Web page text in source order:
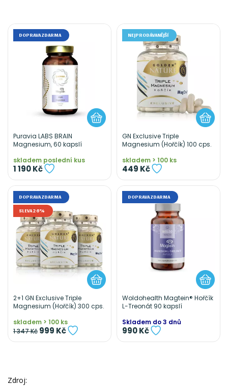
DOPRAVA ZDARMA
Puravia LABS BRAIN
Magnesium, 60 kapslí
skladem poslední kus
1 190 Kč
NEJPRODÁVANĚJŠÍ
GN Exclusive Triple
Magnesium (Hořčík) 100 cps.
skladem > 100 ks
449 Kč
DOPRAVA ZDARMA
SLEVA 26%
2+1 GN Exclusive Triple
Magnesium (Hořčík) 300 cps.
skladem > 100 ks
1 347 Kč 999 Kč
DOPRAVA ZDARMA
Woldohealth Magtein® Hořčík
L-Treonát 90 kapslí
Skladem do 3 dnů
990 Kč
Zdroj: